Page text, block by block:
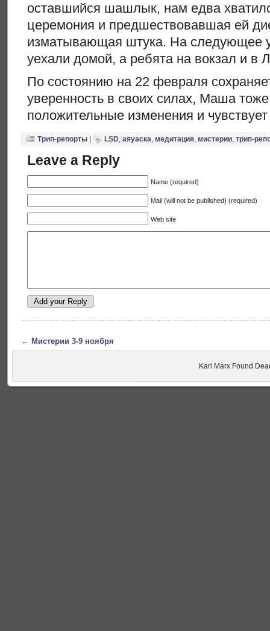
оставшийся шашлык, нам едва
церемония и предшествовавшая ей
изматывающая штука. На следующее
уехали домой, а ребята на вокзал и в
По состоянию на 22 февраля
уверенность в своих силах, Маша
положительные изменения и
Трип-репорты LSD аяуаска медитация мистерии трип-
Leave a Reply
Name (required)
Mail (will not be published) (required)
Web site
← Мистерии 3-9 ноября
Karl Marx Found